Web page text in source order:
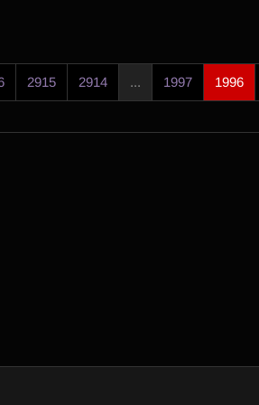
1996
1997
...
2914
2915